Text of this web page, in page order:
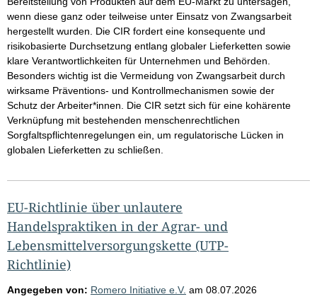
wenn diese ganz oder teilweise unter Einsatz von Zwangsarbeit
hergestellt wurden. Die CIR fordert eine konsequente und
risikobasierte Durchsetzung entlang globaler Lieferketten sowie
klare Verantwortlichkeiten für Unternehmen und Behörden.
Besonders wichtig ist die Vermeidung von Zwangsarbeit durch
wirksame Präventions- und Kontrollmechanismen sowie der
Schutz der Arbeiter*innen. Die CIR setzt sich für eine kohärente
Verknüpfung mit bestehenden menschenrechtlichen
Sorgfaltspflichtenregelungen ein, um regulatorische Lücken in
globalen Lieferketten zu schließen.
EU-Richtlinie über unlautere
Handelspraktiken in der Agrar- und
Lebensmittelversorgungskette (UTP-
Richtlinie)
Angegeben von: Romero Initiative e.V. am 08.07.2026